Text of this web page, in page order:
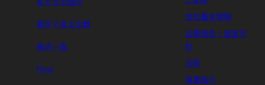
数字で見る文教
拠点一覧
Flow
会社基本情報
企業理念・経営方
針
沿革
事業紹介